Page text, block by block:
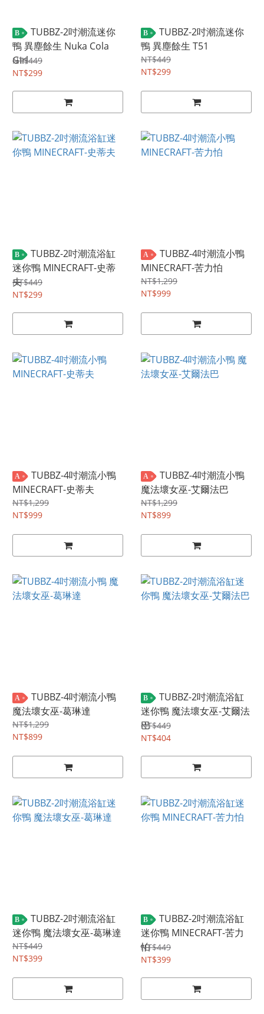
B
TUBBZ-2吋潮流迷你
鴨 異塵餘生 Nuka Cola
Girl
NT$449
NT$299
B
TUBBZ-2吋潮流迷你
鴨 異塵餘生 T51
NT$449
NT$299
B
TUBBZ-2吋潮流浴缸
迷你鴨 MINECRAFT-史蒂
夫
NT$449
NT$299
A
TUBBZ-4吋潮流小鴨
MINECRAFT-苦力怕
NT$1,299
NT$999
A
TUBBZ-4吋潮流小鴨
MINECRAFT-史蒂夫
NT$1,299
NT$999
A
TUBBZ-4吋潮流小鴨
魔法壞女巫-艾爾法巴
NT$1,299
NT$899
A
TUBBZ-4吋潮流小鴨
魔法壞女巫-葛琳達
NT$1,299
NT$899
B
TUBBZ-2吋潮流浴缸
迷你鴨 魔法壞女巫-艾爾法
巴
NT$449
NT$404
B
TUBBZ-2吋潮流浴缸
迷你鴨 魔法壞女巫-葛琳達
NT$449
NT$399
B
TUBBZ-2吋潮流浴缸
迷你鴨 MINECRAFT-苦力
怕
NT$449
NT$399